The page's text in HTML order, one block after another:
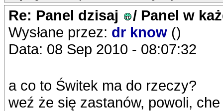
Re: Panel dzisaj
/ Panel w
Wysłane przez: dr know ()
Data: 08 Sep 2010 - 08:07:32
a co to Świtek ma do rzeczy?
weź że się zastanów, powoli,